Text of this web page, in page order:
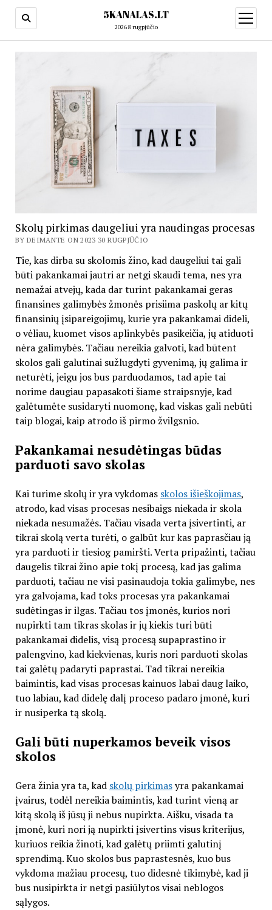
5KANALAS.LT
2026 8 rugpjūčio
open
menu
Skolų pirkimas daugeliui yra naudingas procesas
BY DEIMANTE ON 2023 30 RUGPJŪČIO
Tie, kas dirba su skolomis žino, kad daugeliui tai gali
būti pakankamai jautri ar netgi skaudi tema, nes yra
nemažai atvejų, kada dar turint pakankamai geras
finansines galimybės žmonės prisiima paskolų ar kitų
finansinių įsipareigojimų, kurie yra pakankamai dideli,
o vėliau, kuomet visos aplinkybės pasikeičia, jų atiduoti
nėra galimybės. Tačiau nereikia galvoti, kad būtent
skolos gali galutinai sužlugdyti gyvenimą, jų galima ir
neturėti, jeigu jos bus parduodamos, tad apie tai
norime daugiau papasakoti šiame straipsnyje, kad
galėtumėte susidaryti nuomonę, kad viskas gali nebūti
taip blogai, kaip atrodo iš pirmo žvilgsnio.
Pakankamai nesudėtingas būdas
parduoti savo skolas
Kai turime skolų ir yra vykdomas skolos išieškojimas,
atrodo, kad visas procesas nesibaigs niekada ir skola
niekada nesumažės. Tačiau visada verta įsivertinti, ar
tikrai skolą verta turėti, o galbūt kur kas paprasčiau ją
yra parduoti ir tiesiog pamiršti. Verta pripažinti, tačiau
daugelis tikrai žino apie tokį procesą, kad jas galima
parduoti, tačiau ne visi pasinaudoja tokia galimybe, nes
yra galvojama, kad toks procesas yra pakankamai
sudėtingas ir ilgas. Tačiau tos įmonės, kurios nori
nupirkti tam tikras skolas ir jų kiekis turi būti
pakankamai didelis, visą procesą supaprastino ir
palengvino, kad kiekvienas, kuris nori parduoti skolas
tai galėtų padaryti paprastai. Tad tikrai nereikia
baimintis, kad visas procesas kainuos labai daug laiko,
tuo labiau, kad didelę dalį proceso padaro įmonė, kuri
ir nusiperka tą skolą.
Gali būti nuperkamos beveik visos
skolos
Gera žinia yra ta, kad skolų pirkimasyra pakankamai
įvairus, todėl nereikia baimintis, kad turint vieną ar
kitą skolą iš jūsų ji nebus nupirkta. Aišku, visada ta
įmonė, kuri nori ją nupirkti įsivertins visus kriterijus,
kuriuos reikia žinoti, kad galėtų priimti galutinį
sprendimą. Kuo skolos bus paprastesnės, kuo bus
vykdoma mažiau procesų, tuo didesnė tikimybė, kad ji
bus nusipirkta ir netgi pasiūlytos visai neblogos
sąlygos.